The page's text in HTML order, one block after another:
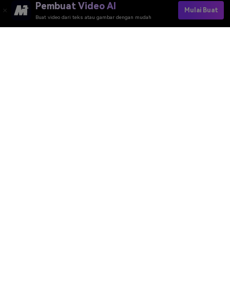
Pembuat Video AI
Buat video dari teks atau gambar dengan mudah
Mulai Buat